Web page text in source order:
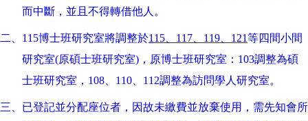
究
刊
口
試
區
而中斷，並且不得轉借他人。
二、115博士班研究室將調整於1 15 、117、119、121等四間小間
研究室(原碩士班研究室)，原博士班研究室：103調整為碩
士班研究室，108、110、112調整為訪問學人研究室。
三、已登記並分配座位者，因故未繳費並放棄使用，需先知會所